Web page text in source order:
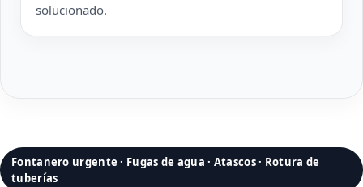
solucionado.
Fontanero urgente · Fugas de agua · Atascos · Rotura de
tuberías